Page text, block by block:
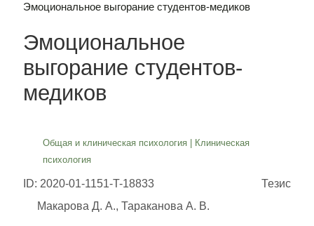
Эмоциональное выгорание студентов-медиков
Эмоциональное
выгорание студентов-
медиков
Общая и клиническая психология
Клиническая
психология
ID: 2020-01-1151-T-18833
Тезис
Макарова Д. А., Тараканова А. В.